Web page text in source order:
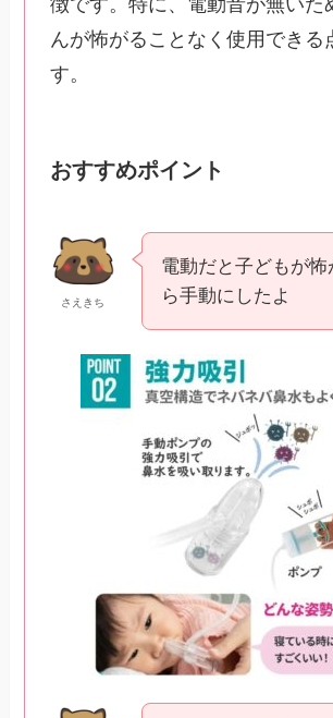
んが怖がることなく使用できる
す。
おすすめポイント
さえきち
電動だと子どもが怖
ら手動にしたよ